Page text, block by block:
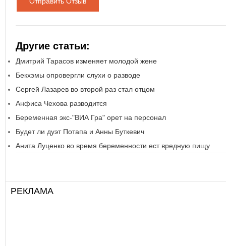
Другие статьи:
Дмитрий Тарасов изменяет молодой жене
Бекхэмы опровергли слухи о разводе
Сергей Лазарев во второй раз стал отцом
Анфиса Чехова разводится
Беременная экс-"ВИА Гра" орет на персонал
Будет ли дуэт Потапа и Анны Буткевич
Анита Луценко во время беременности ест вредную пищу
РЕКЛАМА